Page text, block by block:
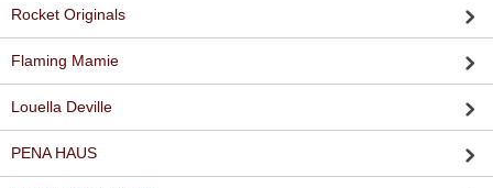
Rocket Originals
Flaming Mamie
Louella Deville
PENA HAUS